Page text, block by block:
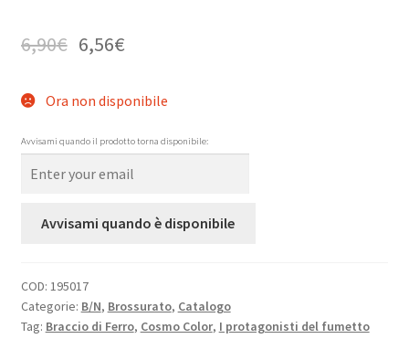
6,90€ 6,56€
Ora non disponibile
Avvisami quando il prodotto torna disponibile:
Avvisami quando è disponibile
COD: 195017
Categorie: B/N, Brossurato, Catalogo
Tag: Braccio di Ferro, Cosmo Color, I protagonisti del fumetto